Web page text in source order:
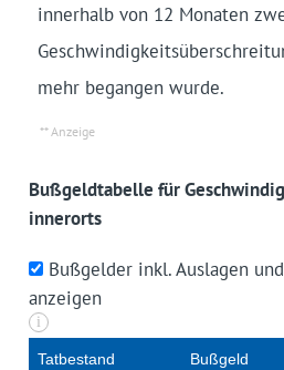
innerhalb von 12 Monaten
mehr begangen wurde.
Bußgeldtabelle für
innerorts
Bußgelder inkl. Auslagen
anzeigen
i
Tat­be­stand Buß­geld